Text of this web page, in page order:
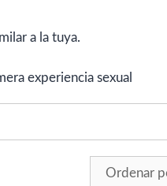
a la tuya.
experiencia sexual